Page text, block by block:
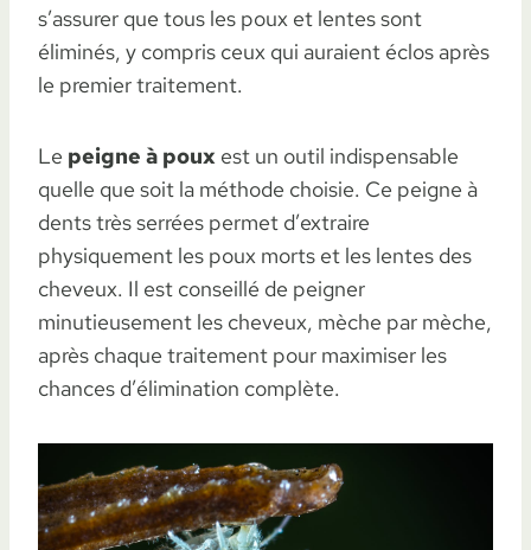
s’assurer que tous les poux et lentes sont
éliminés, y compris ceux qui auraient éclos après
le premier traitement.
Le peigne à poux est un outil indispensable
quelle que soit la méthode choisie. Ce peigne à
dents très serrées permet d’extraire
physiquement les poux morts et les lentes des
cheveux. Il est conseillé de peigner
minutieusement les cheveux, mèche par mèche,
après chaque traitement pour maximiser les
chances d’élimination complète.